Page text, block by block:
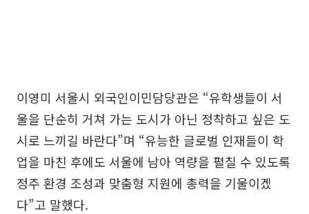
이영미 서울시 외국인이민담당관은 “유학생들이 서
울을 단순히 거쳐 가는 도시가 아닌 정착하고 싶은 도
시로 느끼길 바란다”며 “유능한 글로벌 인재들이 학
업을 마친 후에도 서울에 남아 역량을 펼칠 수 있도록
정주 환경 조성과 맞춤형 지원에 총력을 기울이겠
다”고 말했다.